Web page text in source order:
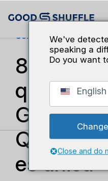
Conocimiento Del
8 razones
que la
es única
We've
speaking a
Do you want
English
Close and do